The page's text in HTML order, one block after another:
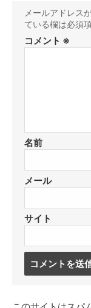
メールアドレス
ている欄は必須
コメント ※
名前
メール
サイト